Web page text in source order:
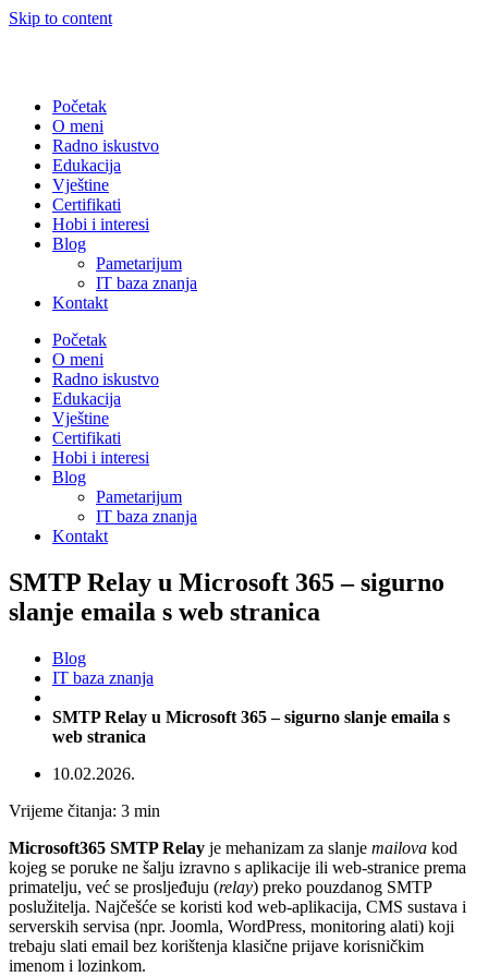
Skip to content
Početak
O meni
Radno iskustvo
Edukacija
Vještine
Certifikati
Hobi i interesi
Blog
Pametarijum
IT baza znanja
Kontakt
Početak
O meni
Radno iskustvo
Edukacija
Vještine
Certifikati
Hobi i interesi
Blog
Pametarijum
IT baza znanja
Kontakt
SMTP Relay u Microsoft 365 – sigurno
slanje emaila s web stranica
Blog
IT baza znanja
SMTP Relay u Microsoft 365 – sigurno slanje emaila s
web stranica
10.02.2026.
Vrijeme čitanja: 3 min
Microsoft365 SMTP Relay je mehanizam za slanje mailova kod
kojeg se poruke ne šalju izravno s aplikacije ili web-stranice prema
primatelju, već se prosljeđuju (relay) preko pouzdanog SMTP
poslužitelja. Najčešće se koristi kod web-aplikacija, CMS sustava i
serverskih servisa (npr. Joomla, WordPress, monitoring alati) koji
trebaju slati email bez korištenja klasične prijave korisničkim
imenom i lozinkom.